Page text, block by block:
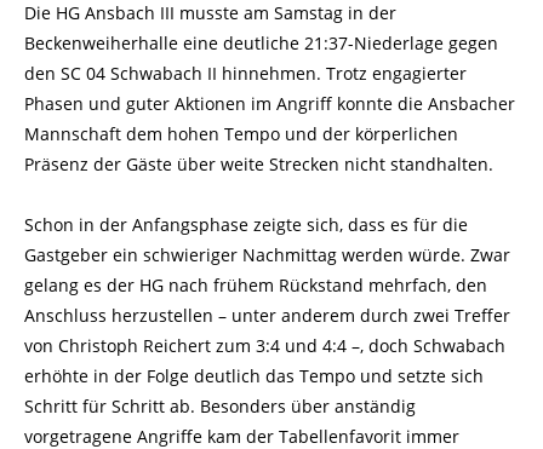
Die HG Ansbach III musste am Samstag in der
Beckenweiherhalle eine deutliche 21:37-Niederlage gegen
den SC 04 Schwabach II hinnehmen. Trotz engagierter
Phasen und guter Aktionen im Angriff konnte die Ansbacher
Mannschaft dem hohen Tempo und der körperlichen
Präsenz der Gäste über weite Strecken nicht standhalten.
Schon in der Anfangsphase zeigte sich, dass es für die
Gastgeber ein schwieriger Nachmittag werden würde. Zwar
gelang es der HG nach frühem Rückstand mehrfach, den
Anschluss herzustellen – unter anderem durch zwei Treffer
von Christoph Reichert zum 3:4 und 4:4 –, doch Schwabach
erhöhte in der Folge deutlich das Tempo und setzte sich
Schritt für Schritt ab. Besonders über anständig
vorgetragene Angriffe kam der Tabellenfavorit immer